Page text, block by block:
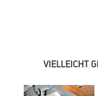
VIELLEICHT